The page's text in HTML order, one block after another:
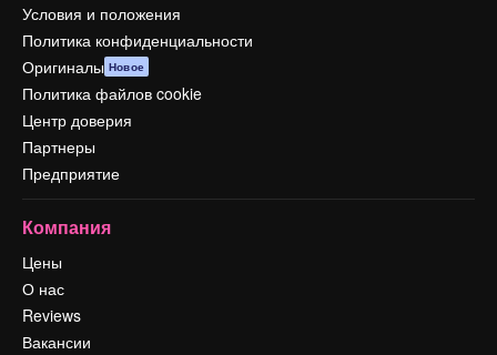
Условия и положения
Политика конфиденциальности
Оригиналы Новое
Политика файлов cookie
Центр доверия
Партнеры
Предприятие
Компания
Цены
О нас
Reviews
Вакансии